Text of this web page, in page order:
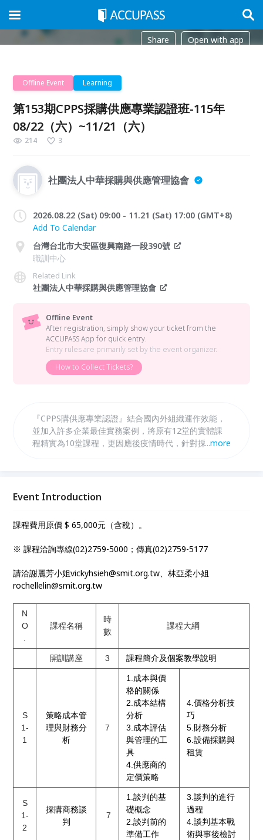
Share Open with app
Offline Event Learning
第153期CPPS採購供應專業認證班-115年
08/22（六）~11/21（六）
214 3
社團法人中華採購與供應管理協會
2026.08.22 (Sat) 09:00 - 11.21 (Sat) 17:00 (GMT+8)
Add To Calendar
台灣台北市大安區復興南路一段390號
職訓中心
Related Link
社團法人中華採購與供應管理協會
Offline Event
After registration, simply show your ticket from the
ACCUPASS App for quick entry.
Entry rules are primarily set by the event organizer.
How to Collect Tickets?
『CPPS購供應專業認證』結合國內外組織運作效能，
並加入許多企業最佳實務案例，將原有12堂的實體課
程精實為10堂課程，更因應後疫情時代，針對採購與
變局與供應鏈創新整合的各種艱鉅挑戰下，學習「採購
創造」的貢獻者，進而增強組織在市場上的競爭優勢
...more
Event Introduction
課程費用原價 $ 65,000元（含稅）。
※ 課程洽詢專線(02)2759-5000；傳真(02)2759-5177
請洽謝麗芳小姐vickyhsieh@smit.org.tw、林亞柔小姐
rochellelin@smit.org.tw
N
O
.
課程名稱
時
數
課程大綱
開訓講座 3 課程簡介及個案教學說明
S
1-
1
策略成本管
理與財務分
析
7
1.成本與價
格的關係
2.成本結構
分析
3.成本評估
與管理的工
具
4.供應商的
定價策略
4.價格分析技
巧
5.財務分析
6.設備採購與
租賃
S
1-
2
採購商務談
判
7
1.談判的基
礎概念
2.談判前的
準備工作
3.談判的進行
過程
4.談判基本戰
術與事後檢討